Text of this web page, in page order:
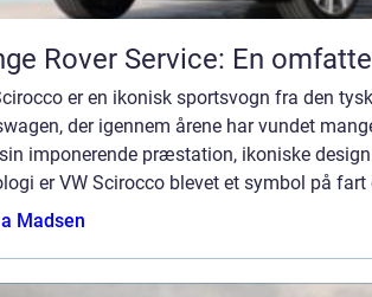
Rover Service: En
er en ikonisk sportsvogn fra den
der igennem årene har vundet
imponerende præstation, ikoniske
er VW Scirocco blevet et symbol på fart
Madsen